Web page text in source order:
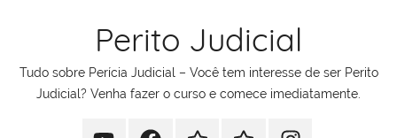
conteúdo
Perito Judicial
Tudo sobre Perícia Judicial – Você tem interesse de ser Perito
Judicial? Venha fazer o curso e comece imediatamente.